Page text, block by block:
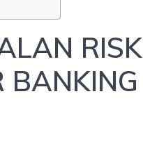
RISK
BANKING